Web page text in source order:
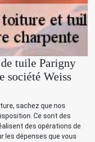
tuile Parigny
société Weiss
sachez que nos
Ce sont des
des opérations de
les dépenses que vous